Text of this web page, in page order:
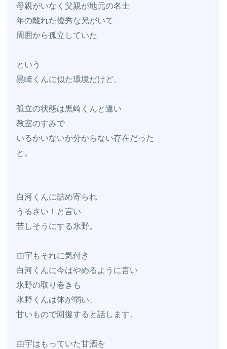
母親がいなく父親が地元の名士
年の離れた優秀な兄がいて
周囲から孤立していた
という
黒崎くんに似た環境だけど、
孤立の状態は黒崎くんと違い
教室のすみで
いるかいないか分からない存在だった
と。
白河くんに詰め寄られ
うるさい！と言い
苦しそうにする氷野。
由宇もそれに気付き
白河くんに今はやめるように言い
氷野の取り巻きも
氷野くんは体が弱い、
甘いもので回復すると話します。
由宇はもっていた甘酒を